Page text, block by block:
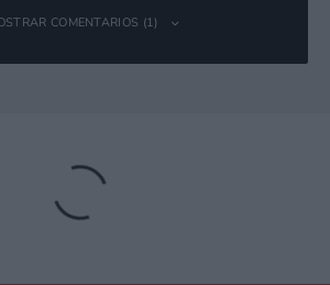
COMENTARIOS (1)
no será publicada.
*